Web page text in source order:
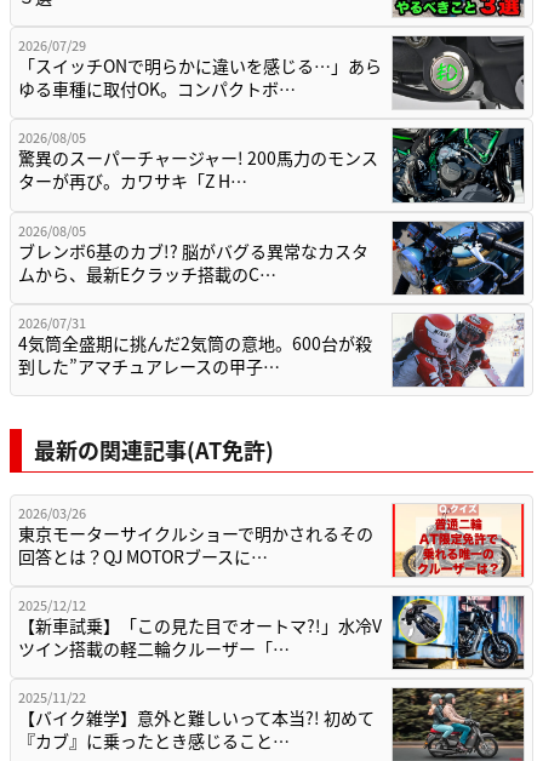
2026/07/29
「スイッチONで明らかに違いを感じる…」あら
ゆる車種に取付OK。コンパクトボ…
2026/08/05
驚異のスーパーチャージャー! 200馬力のモンス
ターが再び。カワサキ「Z H…
2026/08/05
ブレンボ6基のカブ!? 脳がバグる異常なカスタ
ムから、最新Eクラッチ搭載のC…
2026/07/31
4気筒全盛期に挑んだ2気筒の意地。600台が殺
到した”アマチュアレースの甲子…
最新の関連記事(AT免許)
2026/03/26
東京モーターサイクルショーで明かされるその
回答とは？QJ MOTORブースに…
2025/12/12
【新車試乗】「この見た目でオートマ?!」水冷V
ツイン搭載の軽二輪クルーザー「…
2025/11/22
【バイク雑学】意外と難しいって本当?! 初めて
『カブ』に乗ったとき感じること…